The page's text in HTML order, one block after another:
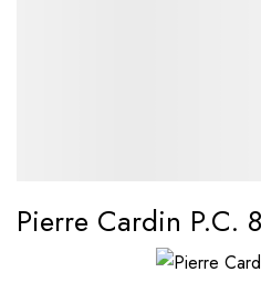
Pierre Cardin P.C.